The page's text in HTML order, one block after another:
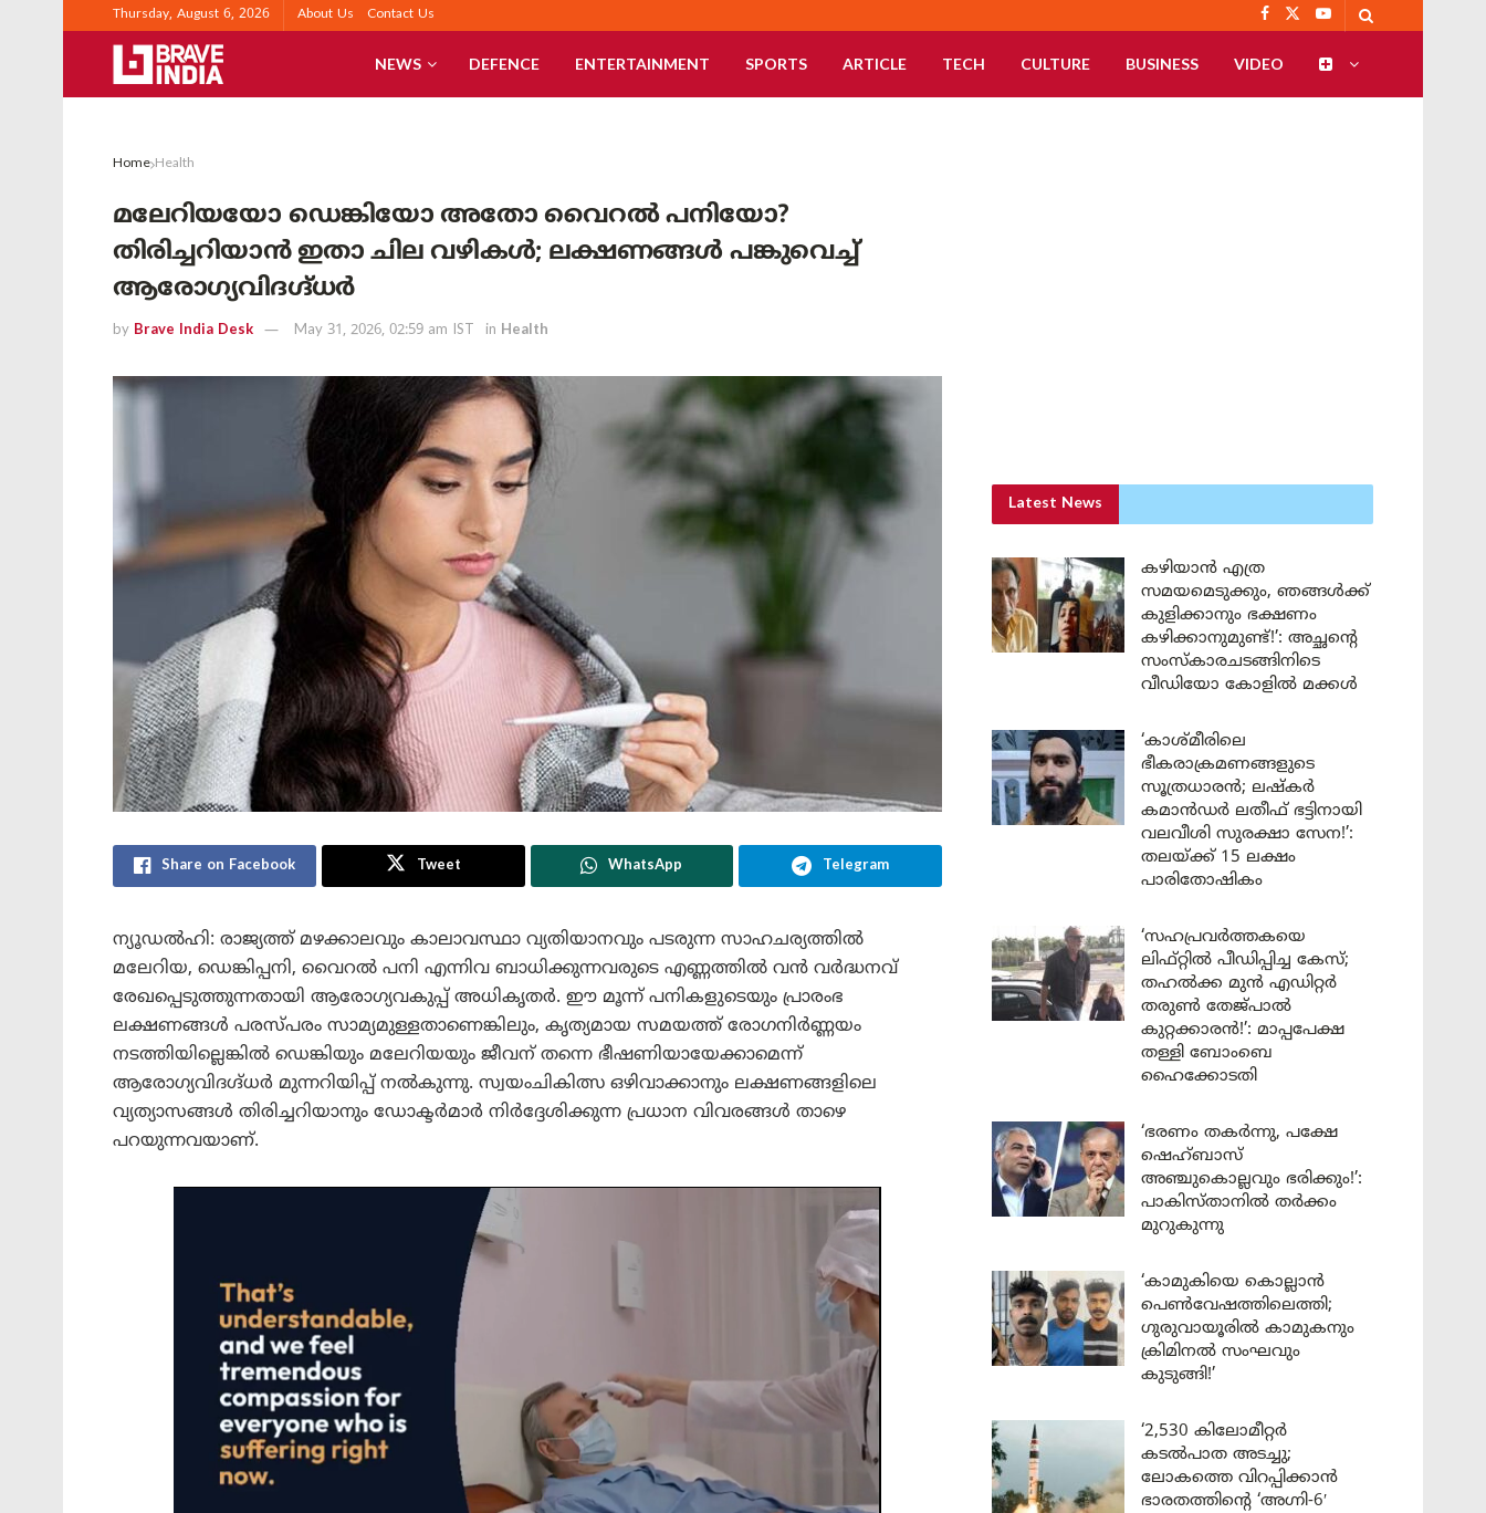
Thursday, August 6, 2026 About Us Contact Us
NEWS DEFENCE ENTERTAINMENT SPORTS ARTICLE TECH CULTURE BUSINESS VIDEO
Home Health
മലേറിയയോ ഡെങ്കിയോ അതോ വൈറൽ പനിയോ?
തിരിച്ചറിയാൻ ഇതാ ചില വഴികൾ; ലക്ഷണങ്ങൾ പങ്കുവെച്ച്
ആരോഗ്യവിദഗ്ദ്ധർ
by Brave India Desk May 31, 2026, 02:59 am IST in Health
Share on Facebook Tweet WhatsApp Telegram
ന്യൂഡൽഹി: രാജ്യത്ത് മഴക്കാലവും കാലാവസ്ഥാ വ്യതിയാനവും പടരുന്ന സാഹചര്യത്തിൽ
മലേറിയ, ഡെങ്കിപ്പനി, വൈറൽ പനി എന്നിവ ബാധിക്കുന്നവരുടെ എണ്ണത്തിൽ വൻ വർദ്ധനവ്
രേഖപ്പെടുത്തുന്നതായി ആരോഗ്യവകുപ്പ് അധികൃതർ. ഈ മൂന്ന് പനികളുടെയും പ്രാരംഭ
ലക്ഷണങ്ങൾ പരസ്പരം സാമ്യമുള്ളതാണെങ്കിലും, കൃത്യമായ സമയത്ത് രോഗനിർണ്ണയം
നടത്തിയില്ലെങ്കിൽ ഡെങ്കിയും മലേറിയയും ജീവന് തന്നെ ഭീഷണിയായേക്കാമെന്ന്
ആരോഗ്യവിദഗ്ദ്ധർ മുന്നറിയിപ്പ് നൽകുന്നു. സ്വയംചികിത്സ ഒഴിവാക്കാനും ലക്ഷണങ്ങളിലെ
വ്യത്യാസങ്ങൾ തിരിച്ചറിയാനും ഡോക്ടർമാർ നിർദ്ദേശിക്കുന്ന പ്രധാന വിവരങ്ങൾ താഴെ
പറയുന്നവയാണ്.
Latest News
കഴിയാൻ എത്ര
സമയമെടുക്കും, ഞങ്ങൾക്ക്
കുളിക്കാനും ഭക്ഷണം
കഴിക്കാനുമുണ്ട്!’: അച്ഛന്റെ
സംസ്കാരചടങ്ങിനിടെ
വീഡിയോ കോളിൽ മക്കൾ
‘കാശ്മീരിലെ
ഭീകരാക്രമണങ്ങളുടെ
സൂത്രധാരൻ; ലഷ്കർ
കമാൻഡർ ലതീഫ് ഭട്ടിനായി
വലവീശി സുരക്ഷാ സേന!’:
തലയ്ക്ക് 15 ലക്ഷം
പാരിതോഷികം
‘സഹപ്രവർത്തകയെ
ലിഫ്റ്റിൽ പീഡിപ്പിച്ച കേസ്;
തഹൽക്ക മുൻ എഡിറ്റർ
തരുൺ തേജ്പാൽ
കുറ്റക്കാരൻ!’: മാപ്പപേക്ഷ
തള്ളി ബോംബെ
ഹൈക്കോടതി
‘ഭരണം തകർന്നു, പക്ഷേ
ഷെഹ്ബാസ്
അഞ്ചുകൊല്ലവും ഭരിക്കും!’:
പാകിസ്താനിൽ തർക്കം
മുറുകുന്നു
‘കാമുകിയെ കൊല്ലാൻ
പെൺവേഷത്തിലെത്തി;
ഗുരുവായൂരിൽ കാമുകനും
ക്രിമിനൽ സംഘവും
കുടുങ്ങി!’
‘2,530 കിലോമീറ്റർ
കടൽപാത അടച്ചു;
ലോകത്തെ വിറപ്പിക്കാൻ
ഭാരതത്തിന്റെ ‘അഗ്നി-6′